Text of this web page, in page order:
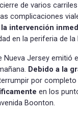
de varios carriles
complicaciones
intervención
en la periferia de la
Nueva Jersey emitió
Debido a la
por completo
en los
Boonton.